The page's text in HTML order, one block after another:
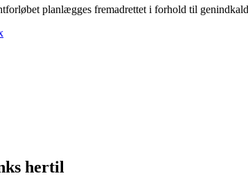
planlægges fremadrettet i forhold til
hertil